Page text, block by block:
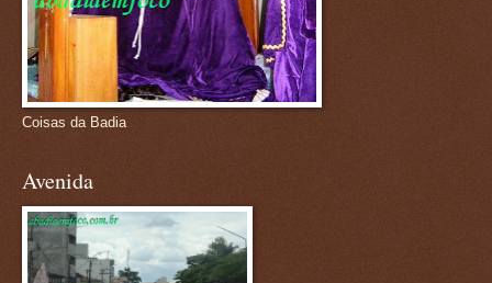
Coisas da Badia
Avenida